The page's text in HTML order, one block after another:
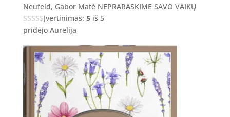
Neufeld, Gabor Maté NEPRARASKIME SAVO VAIKŲ
Įvertinimas: 5iš 5
pridėjo Aurelija